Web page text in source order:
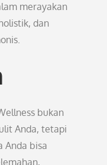
merayakan
dan
bukan
Anda, tetapi
Anda bisa